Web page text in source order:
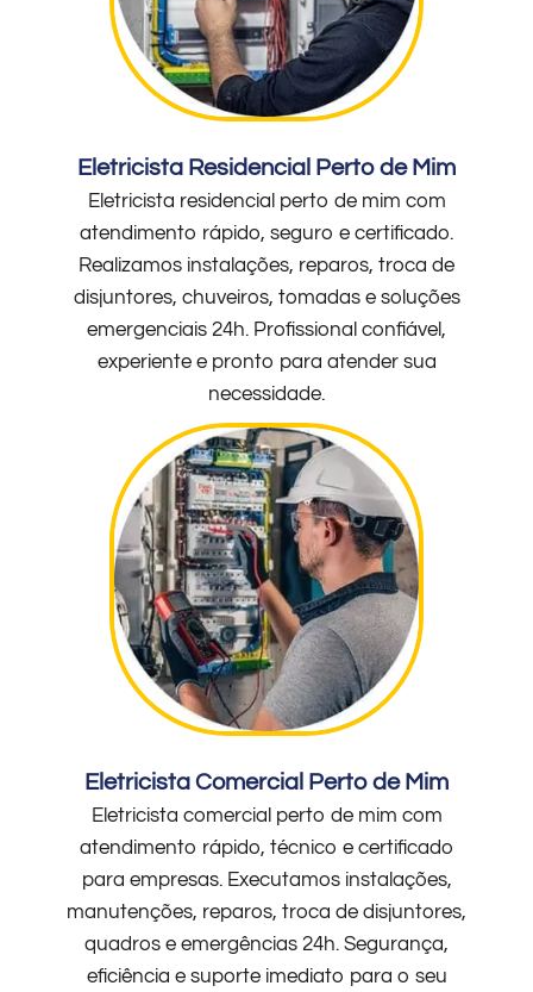
Eletricista Residencial Perto de Mim
Eletricista residencial perto de mim com
atendimento rápido, seguro e certificado.
Realizamos instalações, reparos, troca de
disjuntores, chuveiros, tomadas e soluções
emergenciais 24h. Profissional confiável,
experiente e pronto para atender sua
necessidade.
Eletricista Comercial Perto de Mim
Eletricista comercial perto de mim com
atendimento rápido, técnico e certificado
para empresas. Executamos instalações,
manutenções, reparos, troca de disjuntores,
quadros e emergências 24h. Segurança,
eficiência e suporte imediato para o seu